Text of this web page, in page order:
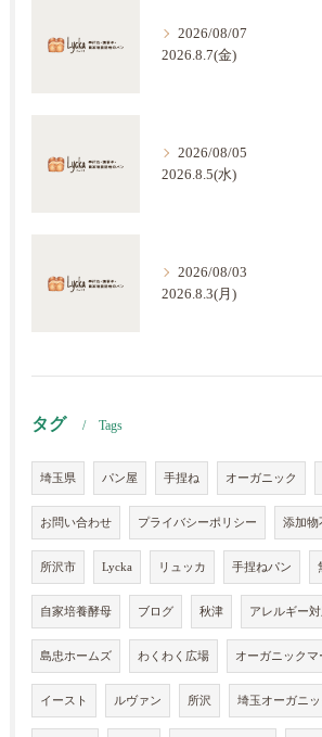
2026/08/07
2026.8.7(金)
2026/08/05
2026.8.5(水)
2026/08/03
2026.8.3(月)
タグ Tags
埼玉県 パン屋 手捏ね オーガニック
お問い合わせ プライバシーポリシー 添加物
所沢市 Lycka リュッカ 手捏ねパン
自家培養酵母 ブログ 秋津 アレルギー
島忠ホームズ わくわく広場 オーガニックマ
イースト ルヴァン 所沢 埼玉オーガニ